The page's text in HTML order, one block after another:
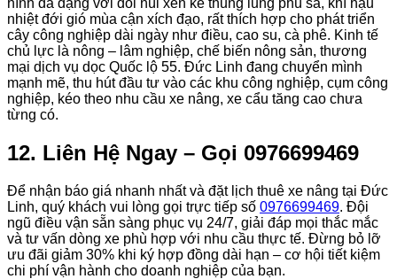
hình đa dạng với đồi núi xen kẽ thung lũng phù sa, khí hậu
nhiệt đới gió mùa cận xích đạo, rất thích hợp cho phát triển
cây công nghiệp dài ngày như điều, cao su, cà phê. Kinh tế
chủ lực là nông – lâm nghiệp, chế biến nông sản, thương
mại dịch vụ dọc Quốc lộ 55. Đức Linh đang chuyển mình
mạnh mẽ, thu hút đầu tư vào các khu công nghiệp, cụm công
nghiệp, kéo theo nhu cầu xe nâng, xe cẩu tăng cao chưa
từng có.
12. Liên Hệ Ngay – Gọi 0976699469
Để nhận báo giá nhanh nhất và đặt lịch thuê xe nâng tại Đức
Linh, quý khách vui lòng gọi trực tiếp số 0976699469. Đội
ngũ điều vận sẵn sàng phục vụ 24/7, giải đáp mọi thắc mắc
và tư vấn dòng xe phù hợp với nhu cầu thực tế. Đừng bỏ lỡ
ưu đãi giảm 30% khi ký hợp đồng dài hạn – cơ hội tiết kiệm
chi phí vận hành cho doanh nghiệp của bạn.